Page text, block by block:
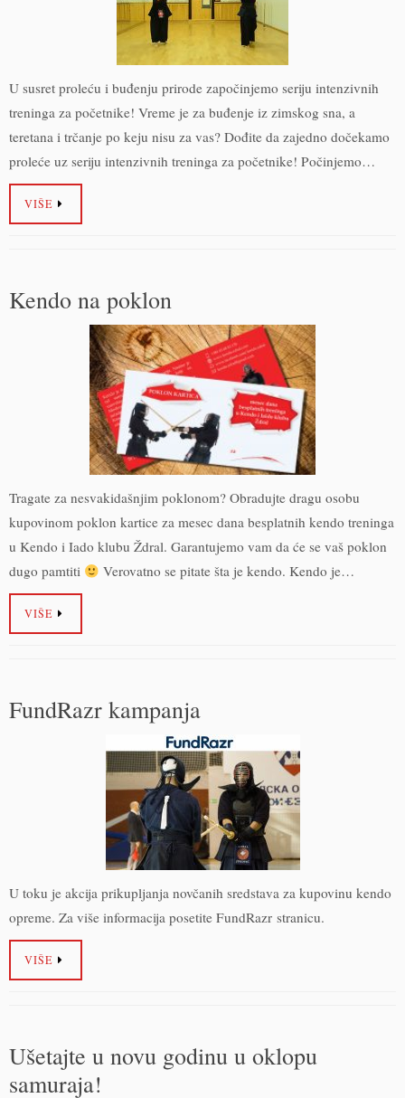
U susret proleću i buđenju prirode započinjemo seriju intenzivnih
treninga za početnike! Vreme je za buđenje iz zimskog sna, a
teretana i trčanje po keju nisu za vas? Dođite da zajedno dočekamo
proleće uz seriju intenzivnih treninga za početnike! Počinjemo…
VIŠE
Kendo na poklon
Tragate za nesvakidašnjim poklonom? Obradujte dragu osobu
kupovinom poklon kartice za mesec dana besplatnih kendo treninga
u Kendo i Iado klubu Ždral. Garantujemo vam da će se vaš poklon
dugo pamtiti
Verovatno se pitate šta je kendo. Kendo je…
VIŠE
FundRazr kampanja
U toku je akcija prikupljanja novčanih sredstava za kupovinu kendo
opreme. Za više informacija posetite FundRazr stranicu.
VIŠE
Ušetajte u novu godinu u oklopu
samuraja!